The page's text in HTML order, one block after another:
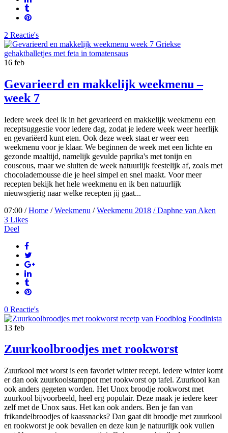
2 Reactie's
16 feb
Gevarieerd en makkelijk weekmenu –
week 7
Iedere week deel ik in het gevarieerd en makkelijk weekmenu een
receptsuggestie voor iedere dag, zodat je iedere week weer heerlijk
en gevariëerd kunt eten. Ook deze week staat er weer een
weekmenu voor je klaar. We beginnen de week met een lichte en
gezonde maaltijd, namelijk gevulde paprika's met tonijn en
couscous, maar we sluiten de week natuurlijk feestelijk af, zoals met
chocolademousse die je heel simpel en snel maakt. Voor meer
recepten bekijk het hele weekmenu en ik ben natuurlijk
nieuwsgierig naar welke recepten jij gaat...
07:00 /Home /Weekmenu /Weekmenu 2018 / Daphne van Aken
3 Likes
Deel
0 Reactie's
13 feb
Zuurkoolbroodjes met rookworst
Zuurkool met worst is een favoriet winter recept. Iedere winter komt
er dan ook zuurkoolstamppot met rookworst op tafel. Zuurkool kan
ook anders gegeten worden. Het Unox broodje rookworst met
zuurkool bijvoorbeeld, heel erg populair. Deze maak je iedere keer
zelf met de Unox saus. Het kan ook anders. Ben je fan van
frikandelbroodjes of kaassnacks? Dan gaat dit broodje met zuurkool
en rookworst je ook bevallen en deze kun je natuurlijk ook vullen